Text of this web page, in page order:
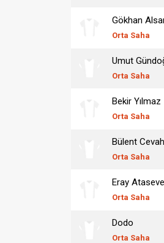
Gökhan
Orta Saha
Umut
Orta Saha
Bekir Yılmaz
Orta Saha
Bülent
Orta Saha
Eray
Orta Saha
Dodo
Orta Saha